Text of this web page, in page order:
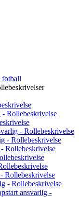
fotball
Rollebeskrivelse
- Rollebeskrivelse
- Rollebeskrivelse
Rollebeskrivelse
Rollebeskrivelse
- Rollebeskrivelse
ansvarlig -